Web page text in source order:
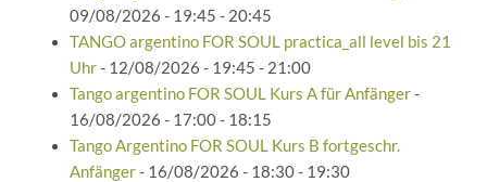
09/08/2026 - 19:45 - 20:45
TANGO argentino FOR SOUL practica_all level bis 21
Uhr- 12/08/2026 - 19:45 - 21:00
Tango argentino FOR SOUL Kurs A für Anfänger-
16/08/2026 - 17:00 - 18:15
Tango Argentino FOR SOUL Kurs B fortgeschr.
Anfänger- 16/08/2026 - 18:30 - 19:30